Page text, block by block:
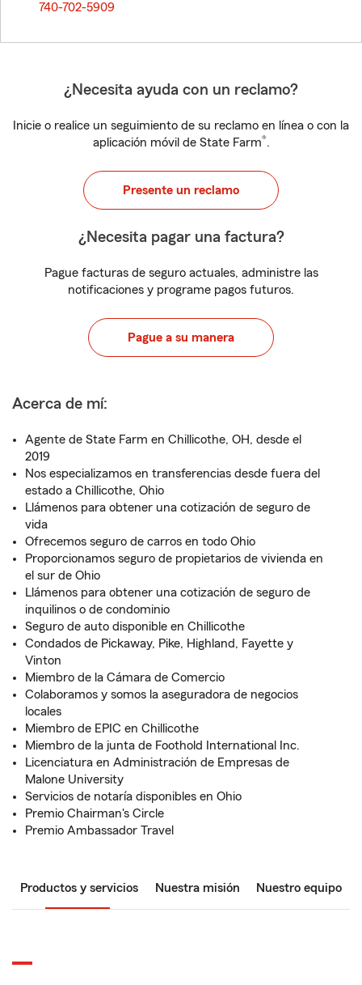
740-702-5909
¿Necesita ayuda con un reclamo?
Inicie o realice un seguimiento de su reclamo en línea o con la
aplicación móvil de State Farm®.
Presente un reclamo
¿Necesita pagar una factura?
Pague facturas de seguro actuales, administre las
notificaciones y programe pagos futuros.
Pague a su manera
Acerca de mí:
Agente de State Farm en Chillicothe, OH, desde el
2019
Nos especializamos en transferencias desde fuera del
estado a Chillicothe, Ohio
Llámenos para obtener una cotización de seguro de
vida
Ofrecemos seguro de carros en todo Ohio
Proporcionamos seguro de propietarios de vivienda en
el sur de Ohio
Llámenos para obtener una cotización de seguro de
inquilinos o de condominio
Seguro de auto disponible en Chillicothe
Condados de Pickaway, Pike, Highland, Fayette y
Vinton
Miembro de la Cámara de Comercio
Colaboramos y somos la aseguradora de negocios
locales
Miembro de EPIC en Chillicothe
Miembro de la junta de Foothold International Inc.
Licenciatura en Administración de Empresas de
Malone University
Servicios de notaría disponibles en Ohio
Premio Chairman's Circle
Premio Ambassador Travel
Productos y servicios Nuestra misión Nuestro equipo